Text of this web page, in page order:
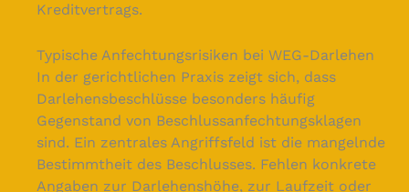
Kreditvertrags.
Typische Anfechtungsrisiken bei WEG-Darlehen
In der gerichtlichen Praxis zeigt sich, dass
Darlehensbeschlüsse besonders häufig
Gegenstand von Beschlussanfechtungsklagen
sind. Ein zentrales Angriffsfeld ist die mangelnde
Bestimmtheit des Beschlusses. Fehlen konkrete
Angaben zur Darlehenshöhe, zur Laufzeit oder